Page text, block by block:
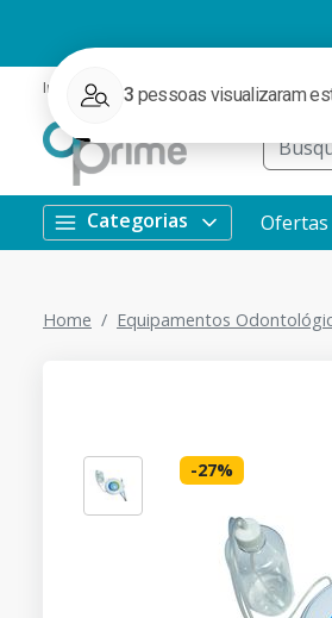
Institucional Ofertas Redes Sociais
Categorias Ofertas
Home Equipamentos
-27%